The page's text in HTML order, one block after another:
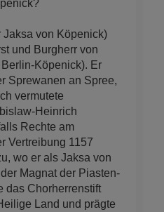
von Köpenick)
und Burgherr von
Köpenick). Er
Sprewanen an Spree,
vermutete
Heinrich
Rechte am
Vertreibung 1157
wo er als Jaksa von
Magnat der Piasten-
das Chorherrenstift
Land und prägte